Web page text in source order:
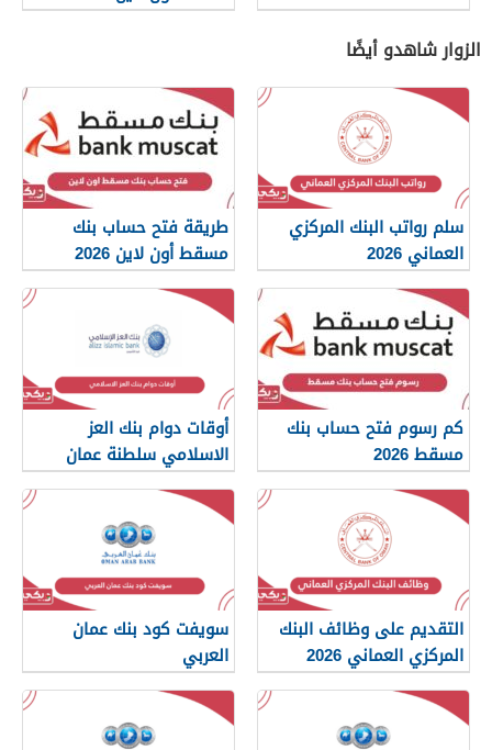
الزوار شاهدو أيضًا
سلم رواتب البنك المركزي
العماني 2026
طريقة فتح حساب بنك
مسقط أون لاين 2026
كم رسوم فتح حساب بنك
مسقط 2026
أوقات دوام بنك العز
الاسلامي سلطنة عمان
2026
التقديم على وظائف البنك
المركزي العماني 2026
سويفت كود بنك عمان
العربي